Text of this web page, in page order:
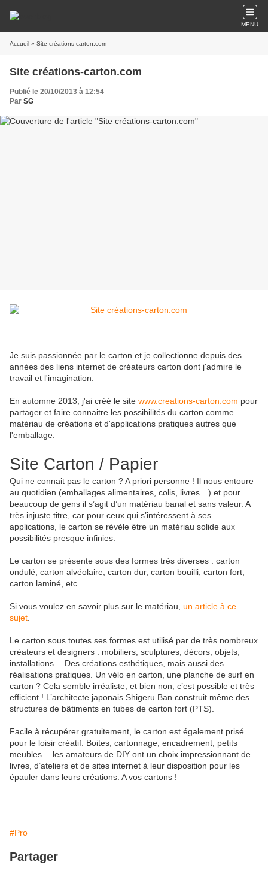
MENU
Accueil » Site créations-carton.com
Site créations-carton.com
Publié le 20/10/2013 à 12:54
Par SG
Je suis passionnée par le carton et je collectionne depuis des
années des liens internet de créateurs carton dont j'admire le
travail et l'imagination.
En automne 2013, j'ai créé le site www.creations-carton.com pour
partager et faire connaitre les possibilités du carton comme
matériau de créations et d'applications pratiques autres que
l'emballage.
Site Carton / Papier
Qui ne connait pas le carton ? A priori personne ! Il nous entoure
au quotidien (emballages alimentaires, colis, livres…) et pour
beaucoup de gens il s’agit d’un matériau banal et sans valeur. A
très injuste titre, car pour ceux qui s’intéressent à ses
applications, le carton se révèle être un matériau solide aux
possibilités presque infinies.
Le carton se présente sous des formes très diverses : carton
ondulé, carton alvéolaire, carton dur, carton bouilli, carton fort,
carton laminé, etc….
Si vous voulez en savoir plus sur le matériau, un article à ce
sujet
Le carton sous toutes ses formes est utilisé par de très nombreux
créateurs et designers : mobiliers, sculptures, décors, objets,
installations… Des créations esthétiques, mais aussi des
réalisations pratiques. Un vélo en carton, une planche de surf en
carton ? Cela semble irréaliste, et bien non, c’est possible et très
efficient ! L’architecte japonais Shigeru Ban construit même des
structures de bâtiments en tubes de carton fort (PTS).
Facile à récupérer gratuitement, le carton est également prisé
pour le loisir créatif. Boites, cartonnage, encadrement, petits
meubles… les amateurs de DIY ont un choix impressionnant de
livres, d’ateliers et de sites internet à leur disposition pour les
épauler dans leurs créations. A vos cartons !
#Pro
Partager